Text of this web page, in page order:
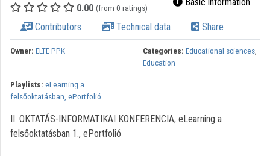
0.00 (from 0 ratings) Basic information
Contributors Technical data Share
Owner: ELTE PPK Categories: Educational sciences,
Education
Playlists: eLearning a
felsőoktatásban, ePortfolió
II. OKTATÁS-INFORMATIKAI KONFERENCIA, eLearning a
felsőoktatásban 1., ePortfolió